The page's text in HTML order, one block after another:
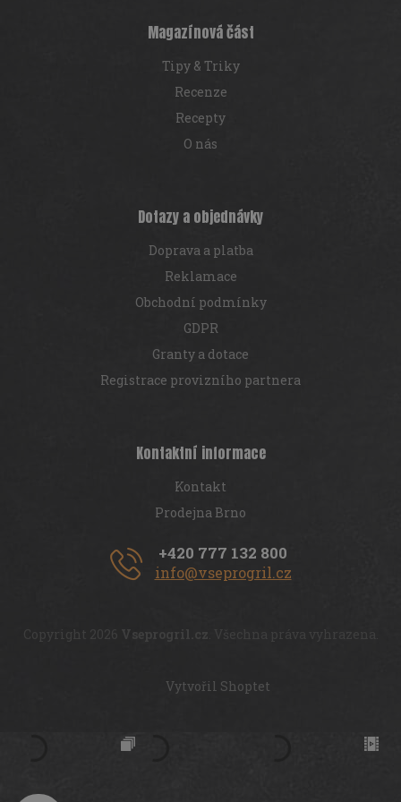
p
r
v
k
y
v
ý
p
Magazínová část
Tipy & Triky
Recenze
Recepty
O nás
Dotazy a objednávky
Doprava a platba
Reklamace
Obchodní podmínky
GDPR
Granty a dotace
Registrace provizního partnera
Kontaktní informace
Kontakt
Prodejna Brno
+420 777 132 800
info@vseprogril.cz
Vytvořil Shoptet
Copyright 2026 Vseprogril.cz . Všechna práva vyhrazena.